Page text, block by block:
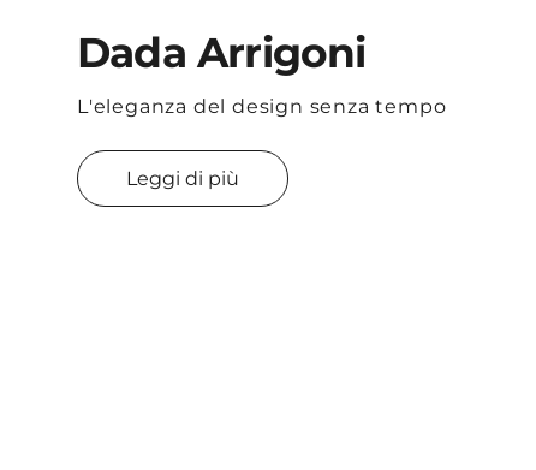
Dada Arrigoni
L'eleganza del design senza tempo
Leggi di più